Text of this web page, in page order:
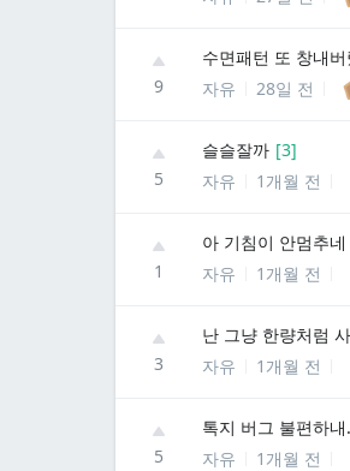
9
수면패턴 또 창내버
자유
28일 전
5
슬슬잘까 [3]
자유
1개월 전
1
아 기침이 안멈추네
자유
1개월 전
3
난 그냥 한량처럼
자유
1개월 전
5
톡지 버그 불편하내
자유
1개월 전